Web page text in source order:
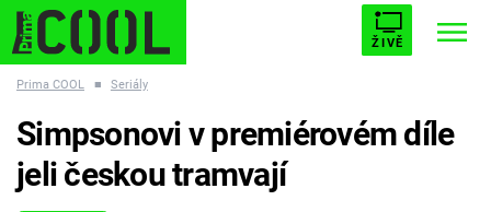
ŽIVĚ
ESCAPE PLNEJ KOTEL AVENGERS 5
Prima COOL ■ Seriály
Simpsonovi v premiérovém díle
jeli českou tramvají